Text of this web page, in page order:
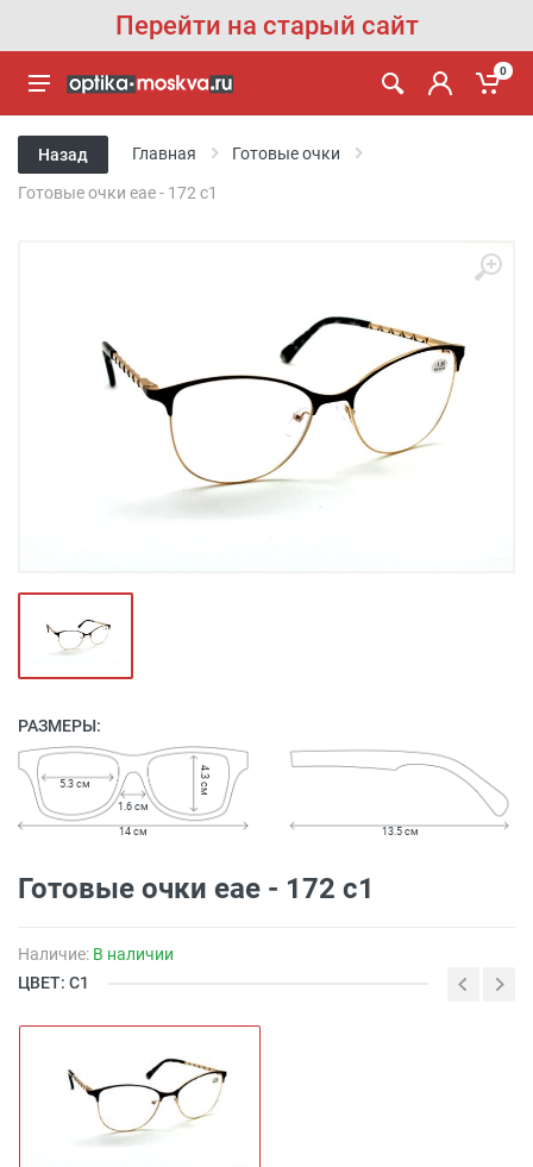
Перейти на старый сайт
0
Назад Главная Готовые очки
Готовые очки eae - 172 c1
РАЗМЕРЫ:
1.6 см
5.3 см 4.3 см
14 см 13.5 см
Готовые очки eae - 172 c1
Наличие: В наличии
ЦВЕТ: С1